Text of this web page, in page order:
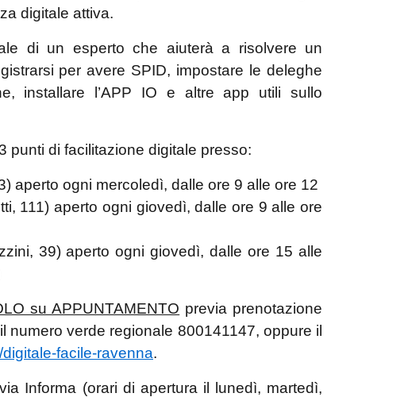
digitale attiva.
di un esperto che aiuterà a risolvere un
per avere SPID, impostare le deleghe
installare l’APP IO e altre app utili sullo
punti di facilitazione digitale presso:
aperto ogni mercoledì, dalle ore 9 alle ore 12
111) aperto ogni giovedì, dalle ore 9 alle ore
39) aperto ogni giovedì, dalle ore 15 alle
su APPUNTAMENTO previa prenotazione
verde regionale 800141147, oppure il
facile-ravenna.
Informa (orari di apertura il lunedì, martedì,